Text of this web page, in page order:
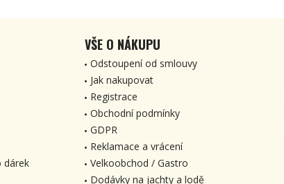
dárek
VŠE O NÁKUPU
Odstoupení od smlouvy
Jak nakupovat
Registrace
Obchodní podmínky
GDPR
Reklamace a vrácení
Velkoobchod / Gastro
Dodávky na jachty a lodě